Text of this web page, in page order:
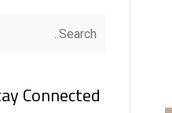
Connected